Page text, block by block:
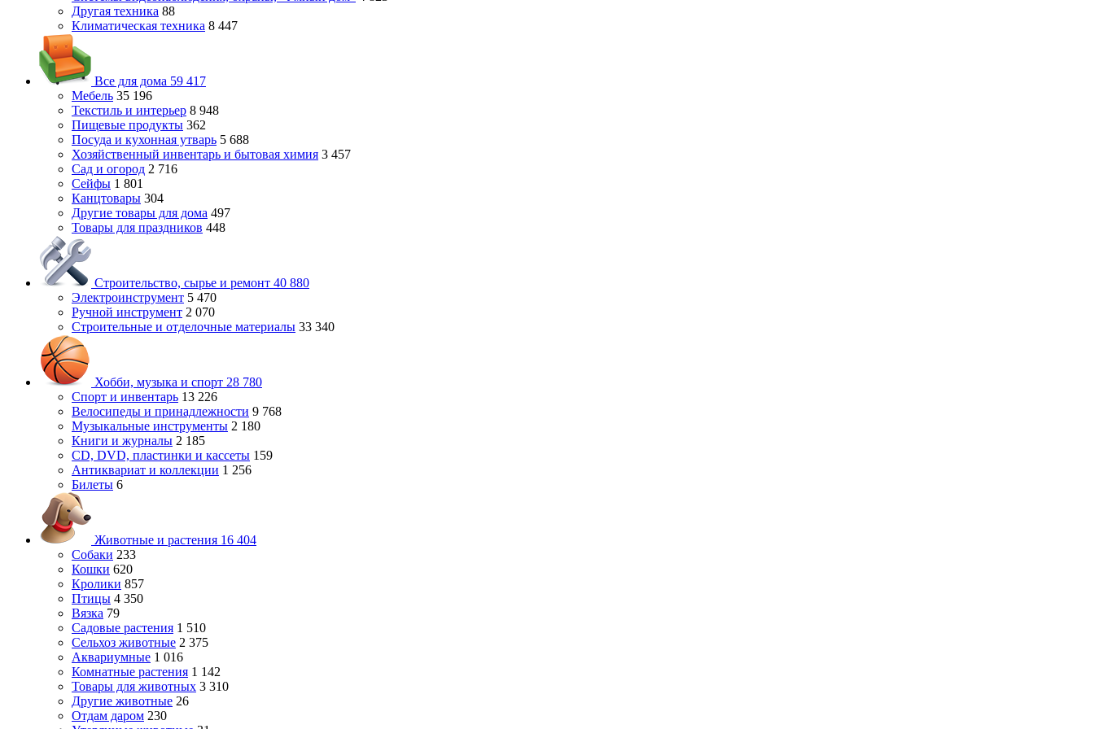
Другая техника 88
Климатическая техника 8 447
Все для дома 59 417
Мебель 35 196
Текстиль и интерьер 8 948
Пищевые продукты 362
Посуда и кухонная утварь 5 688
Хозяйственный инвентарь и бытовая химия 3 457
Сад и огород 2 716
Сейфы 1 801
Канцтовары 304
Другие товары для дома 497
Товары для праздников 448
Строительство, сырье и ремонт 40 880
Электроинструмент 5 470
Ручной инструмент 2 070
Строительные и отделочные материалы 33 340
Хобби, музыка и спорт 28 780
Спорт и инвентарь 13 226
Велосипеды и принадлежности 9 768
Музыкальные инструменты 2 180
Книги и журналы 2 185
CD, DVD, пластинки и кассеты 159
Антиквариат и коллекции 1 256
Билеты 6
Животные и растения 16 404
Собаки 233
Кошки 620
Кролики 857
Птицы 4 350
Вязка 79
Садовые растения 1 510
Сельхоз животные 2 375
Аквариумные 1 016
Комнатные растения 1 142
Товары для животных 3 310
Другие животные 26
Отдам даром 230